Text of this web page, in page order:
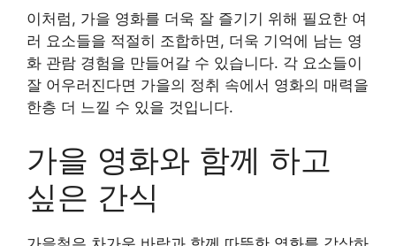
이처럼, 가을 영화를 더욱 잘 즐기기 위해 필요한 여
러 요소들을 적절히 조합하면, 더욱 기억에 남는 영
화 관람 경험을 만들어갈 수 있습니다. 각 요소들이
잘 어우러진다면 가을의 정취 속에서 영화의 매력을
한층 더 느낄 수 있을 것입니다.
가을 영화와 함께 하고
싶은 간식